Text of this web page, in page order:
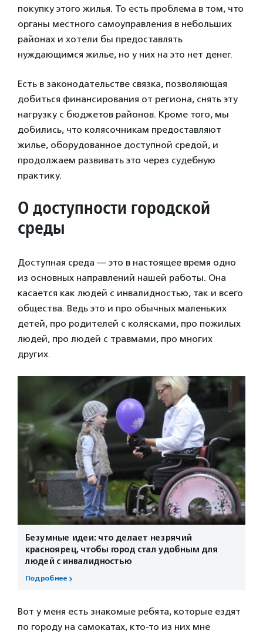
покупку этого жилья. То есть проблема в том, что
органы местного самоуправления в небольших
районах и хотели бы предоставлять
нуждающимся жилье, но у них на это нет денег.
Есть в законодательстве связка, позволяющая
добиться финансирования от региона, снять эту
нагрузку с бюджетов районов. Кроме того, мы
добились, что колясочникам предоставляют
жилье, оборудованное доступной средой, и
продолжаем развивать это через судебную
практику.
О доступности городской
среды
Доступная среда — это в настоящее время одно
из основных направлений нашей работы. Она
касается как людей с инвалидностью, так и всего
общества. Ведь это и про обычных маленьких
детей, про родителей с колясками, про пожилых
людей, про людей с травмами, про многих
других.
Безумные идеи: что делает незрячий
красноярец, чтобы город стал удобным для
людей с инвалидностью
Подробнее
Вот у меня есть знакомые ребята, которые ездят
по городу на самокатах, кто-то из них мне